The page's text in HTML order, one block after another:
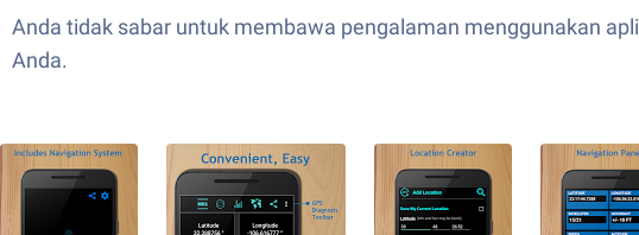
Anda tidak sabar untuk membawa pengalaman menggunakan
Anda.